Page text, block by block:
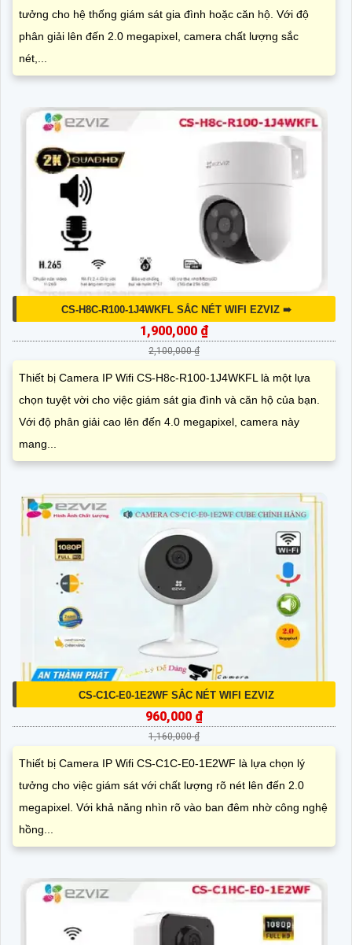
tưởng cho hệ thống giám sát gia đình hoặc căn hộ. Với độ
phân giải lên đến 2.0 megapixel, camera chất lượng sắc
nét,...
CS-H8C-R100-1J4WKFL SẮC NÉT WIFI EZVIZ ➠
1,900,000 ₫
2,100,000 ₫
Thiết bị Camera IP Wifi CS-H8c-R100-1J4WKFL là một lựa
chọn tuyệt vời cho việc giám sát gia đình và căn hộ của bạn.
Với độ phân giải cao lên đến 4.0 megapixel, camera này
mang...
CS-C1C-E0-1E2WF SẮC NÉT WIFI EZVIZ
960,000 ₫
1,160,000 ₫
Thiết bị Camera IP Wifi CS-C1C-E0-1E2WF là lựa chọn lý
tưởng cho việc giám sát với chất lượng rõ nét lên đến 2.0
megapixel. Với khả năng nhìn rõ vào ban đêm nhờ công nghệ
hồng...